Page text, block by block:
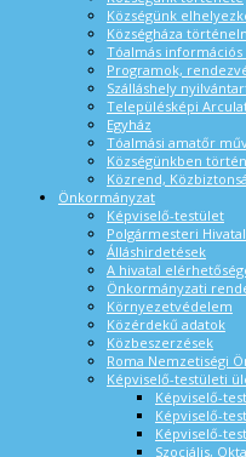
Községünk
Községháza
Tóalmás
Programok,
Szálláshely
Településképi
Egyház
Tóalmási amatőr
Községünkben
Közrend,
Önkormányzat
Képviselő-testület
Polgármesteri
Álláshirdetések
A hivatal
Önkormányzati
Környezetvédelem
Közérdekű adatok
Közbeszerzések
Roma Nemzetiségi
Képviselő-testületi
Képviselő-
Képviselő-
Képviselő-
Szociális,